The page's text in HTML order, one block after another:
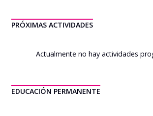
PRÓXIMAS ACTIVIDADES
Actualmente no hay actividades
EDUCACIÓN PERMANENTE